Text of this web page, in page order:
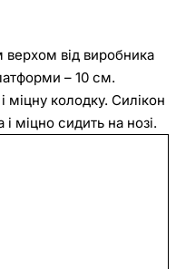
верхом від виробника
– 10 см.
міцну колодку. Силікон
і міцно сидить на нозі.
як
доповнять ваш
для танців.